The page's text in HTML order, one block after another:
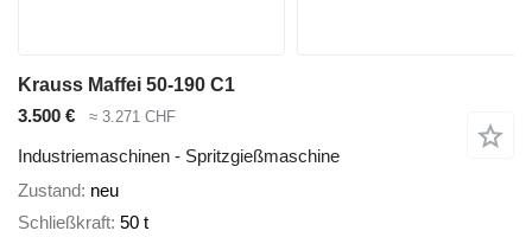
Krauss Maffei 50‑190 C1
3.500 €
≈ 3.271 CHF
Industriemaschinen - Spritzgießmaschine
Zustand neu
Schließkraft 50 t